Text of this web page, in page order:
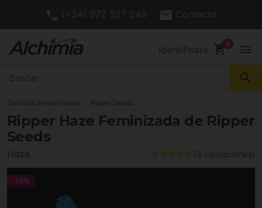
(+34) 972 527 248 Contacto
Identifícate shopping_cart menu
search
Semillas de marihuana Ripper Seeds
Ripper Haze Feminizada de Ripper
Seeds
Haze (3 valoraciones)
-10%